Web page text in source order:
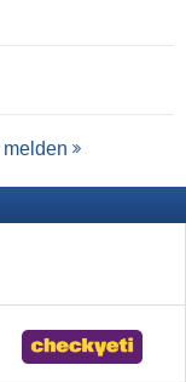
melden